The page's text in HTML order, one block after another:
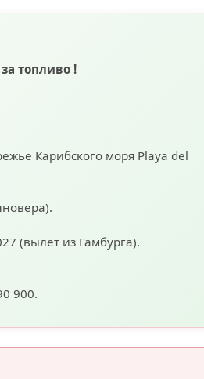
топливо !
Карибского моря Playa del
(вылет из Гамбурга).
900.